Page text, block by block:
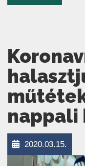
nappali
2020.03.15.